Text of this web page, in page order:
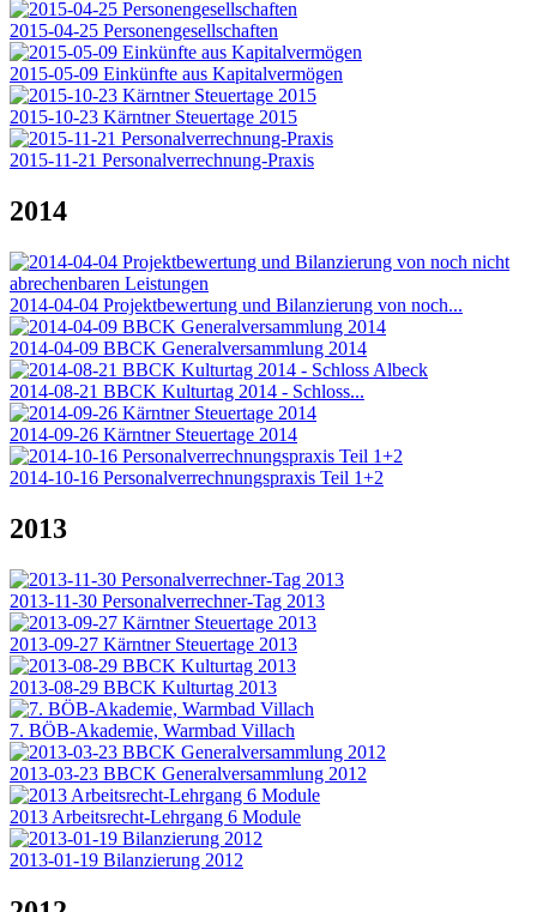
2015-04-25 Personengesellschaften
2015-05-09 Einkünfte aus Kapitalvermögen
2015-10-23 Kärntner Steuertage 2015
2015-11-21 Personalverrechnung-Praxis
2014
2014-04-04 Projektbewertung und Bilanzierung von noch...
2014-04-09 BBCK Generalversammlung 2014
2014-08-21 BBCK Kulturtag 2014 - Schloss...
2014-09-26 Kärntner Steuertage 2014
2014-10-16 Personalverrechnungspraxis Teil 1+2
2013
2013-11-30 Personalverrechner-Tag 2013
2013-09-27 Kärntner Steuertage 2013
2013-08-29 BBCK Kulturtag 2013
7. BÖB-Akademie, Warmbad Villach
2013-03-23 BBCK Generalversammlung 2012
2013 Arbeitsrecht-Lehrgang 6 Module
2013-01-19 Bilanzierung 2012